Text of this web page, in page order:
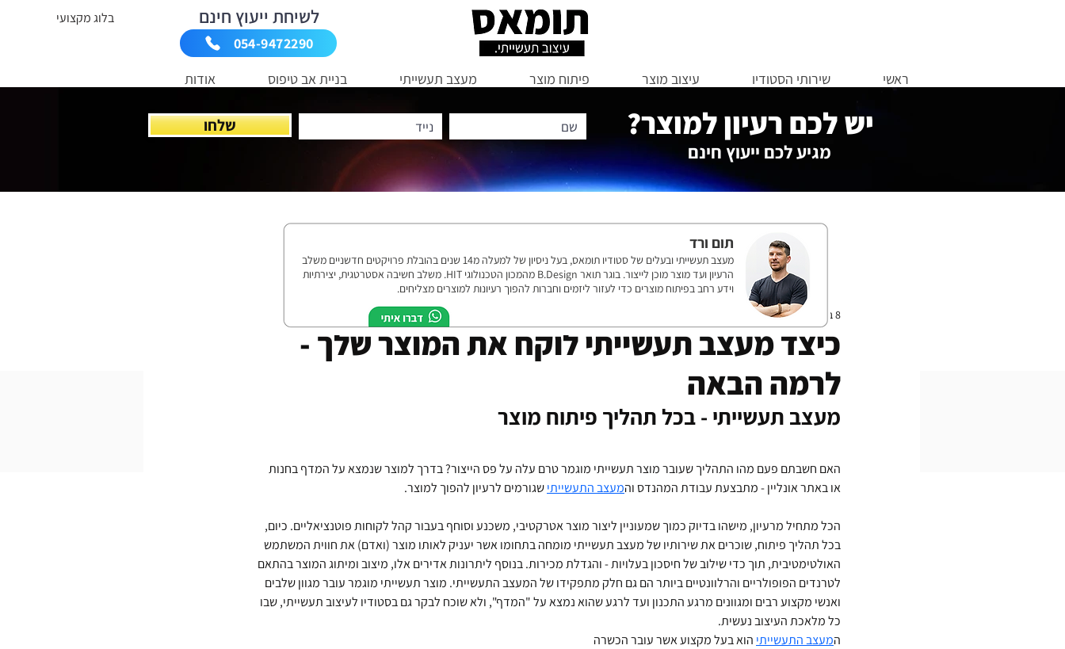
בלוג מקצועי לשיחת ייעוץ חינם
054-9472290
ראשי
שירותי הסטודיו עיצוב מוצר פיתוח מוצר מעצב תעשייתי בניית אב טיפוס אודות
שלחו יש לכם רעיון למוצר?
מגיע לכם ייעוץ חינם
כיצד מעצב תעשייתי לוקח את המוצר שלך -
לרמה הבאה
8 ביוני 2021
מעצב תעשייתי - בכל תהליך פיתוח מוצר
האם חשבתם פעם מהו התהליך שעובר מוצר תעשייתי מוגמר טרם עלה על פס הייצור? בדרך למוצר שנמצא על המדף בחנות
או באתר אונליין - מתבצעת עבודת המהנדס והמעצב התעשייתי שגורמים לרעיון להפוך למוצר.
הכל מתחיל מרעיון, מישהו בדיוק כמוך שמעוניין ליצור מוצר אטרקטיבי, משכנע וסוחף בעבור קהל לקוחות פוטנציאליים. כיום,
בכל תהליך פיתוח, שוכרים את שירותיו של מעצב תעשייתי מומחה בתחומו אשר יעניק לאותו מוצר (ואדם) את חווית המשתמש
האולטימטיבית, תוך כדי שילוב של חיסכון בעלויות - והגדלת מכירות. בנוסף ליתרונות אדירים אלו, מיצוב ומיתוג המוצר בהתאם
לטרנדים הפופולריים והרלוונטיים ביותר הם גם חלק מתפקידו של המעצב התעשייתי. מוצר תעשייתי מוגמר עובר מגוון שלבים
ואנשי מקצוע רבים ומגוונים מרגע התכנון ועד לרגע שהוא נמצא על "המדף", ולא שוכח לבקר גם בסטודיו לעיצוב תעשייתי, שבו
כל מלאכת העיצוב נעשית.
המעצב התעשייתי הוא בעל מקצוע אשר עובר הכשרה
תום ורד
מעצב תעשייתי ובעלים של סטודיו תומאס, בעל ניסיון של למעלה מ14 שנים בהובלת פרויקטים חדשניים משלב
הרעיון ועד מוצר מוכן לייצור. בוגר תואר B.Design מהמכון הטכנולוגי HIT. משלב חשיבה אסטרטגית, יצירתיות
וידע רחב בפיתוח מוצרים כדי לעזור ליזמים וחברות להפוך רעיונות למוצרים מצליחים.